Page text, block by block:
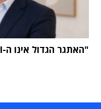
"האתגר הגדול אינו ה-AI אלא הטמעתה בארגון"